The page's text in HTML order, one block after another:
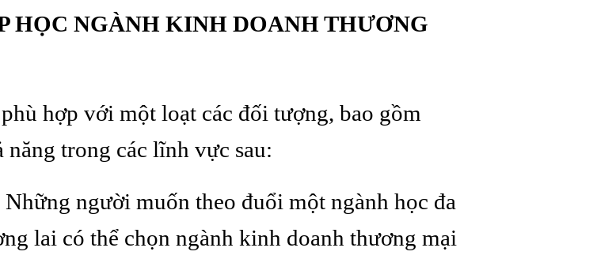
HỌC NGÀNH KINH DOANH THƯƠNG
hợp với một loạt các đối tượng, bao gồm
trong các lĩnh vực sau:
người muốn theo đuổi một ngành học đa
lai có thể chọn ngành kinh doanh thương mại